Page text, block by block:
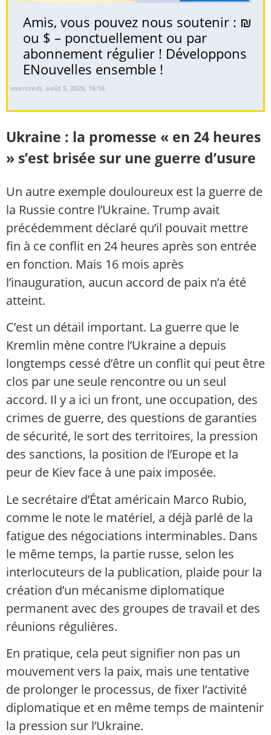
Amis, vous pouvez nous soutenir : ₪
ou $ – ponctuellement ou par
abonnement régulier ! Développons
ENouvelles ensemble !
mercredi, août 5, 2026, 16:16
Ukraine : la promesse « en 24 heures
» s’est brisée sur une guerre d’usure
Un autre exemple douloureux est la guerre de
la Russie contre l’Ukraine. Trump avait
précédemment déclaré qu’il pouvait mettre
fin à ce conflit en 24 heures après son entrée
en fonction. Mais 16 mois après
l’inauguration, aucun accord de paix n’a été
atteint.
C’est un détail important. La guerre que le
Kremlin mène contre l’Ukraine a depuis
longtemps cessé d’être un conflit qui peut être
clos par une seule rencontre ou un seul
accord. Il y a ici un front, une occupation, des
crimes de guerre, des questions de garanties
de sécurité, le sort des territoires, la pression
des sanctions, la position de l’Europe et la
peur de Kiev face à une paix imposée.
Le secrétaire d’État américain Marco Rubio,
comme le note le matériel, a déjà parlé de la
fatigue des négociations interminables. Dans
le même temps, la partie russe, selon les
interlocuteurs de la publication, plaide pour la
création d’un mécanisme diplomatique
permanent avec des groupes de travail et des
réunions régulières.
En pratique, cela peut signifier non pas un
mouvement vers la paix, mais une tentative
de prolonger le processus, de fixer l’activité
diplomatique et en même temps de maintenir
la pression sur l’Ukraine.